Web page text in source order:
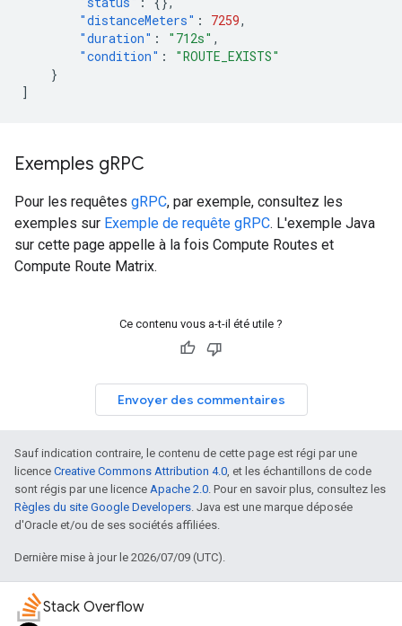
"distanceMeters" : 7259,
"duration" : "712s" ,
"condition" :
"ROUTE_EXISTS"
}
]
Exemples gRPC
Pour les requêtes gRPC, par exemple, consultez les
exemples sur Exemple de requête gRPC. L'exemple Java
sur cette page appelle à la fois Compute Routes et
Compute Route Matrix.
Ce contenu vous a-t-il été utile ?
Envoyer des commentaires
Sauf indication contraire, le contenu de cette page est régi par une
licence Creative Commons Attribution 4.0, et les échantillons de code
sont régis par une licence Apache 2.0. Pour en savoir plus, consultez les
Règles du site Google Developers. Java est une marque déposée
d'Oracle et/ou de ses sociétés affiliées.
Dernière mise à jour le 2026/07/09 (UTC).
Stack Overflow